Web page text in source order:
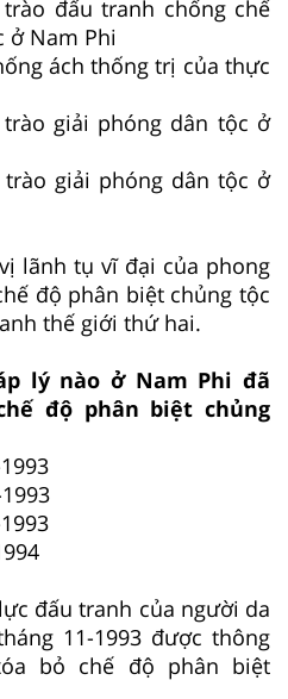
đấu tranh chống chế
ở Nam Phi
ách thống trị của thực
giải phóng dân tộc ở
giải phóng dân tộc ở
lãnh tụ vĩ đại của phong
độ phân biệt chủng tộc
thế giới thứ hai.
lý nào ở Nam Phi đã
độ phân biệt chủng
đấu tranh của người da
11-1993 được thông
bỏ chế độ phân biệt